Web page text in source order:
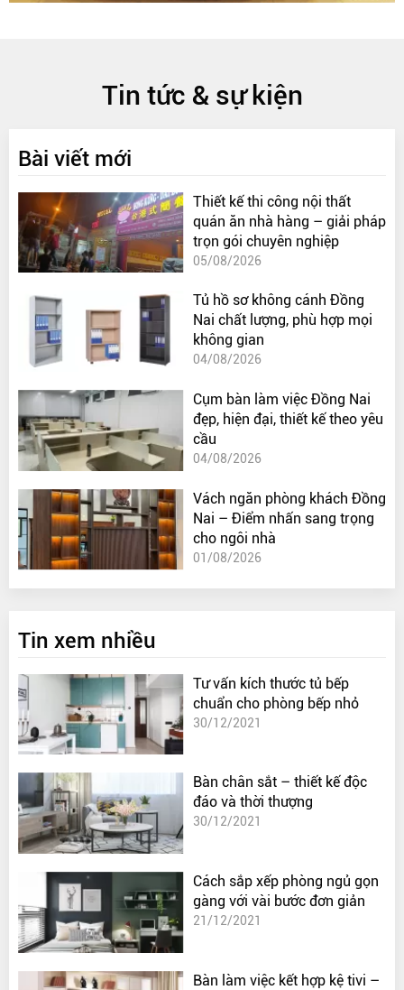
Tin tức & sự kiện
Bài viết mới
Thiết kế thi công nội thất
quán ăn nhà hàng – giải pháp
trọn gói chuyên nghiệp
05/08/2026
Tủ hồ sơ không cánh Đồng
Nai chất lượng, phù hợp mọi
không gian
04/08/2026
Cụm bàn làm việc Đồng Nai
đẹp, hiện đại, thiết kế theo yêu
cầu
04/08/2026
Vách ngăn phòng khách Đồng
Nai – Điểm nhấn sang trọng
cho ngôi nhà
01/08/2026
Tin xem nhiều
Tư vấn kích thước tủ bếp
chuẩn cho phòng bếp nhỏ
30/12/2021
Bàn chân sắt – thiết kế độc
đáo và thời thượng
30/12/2021
Cách sắp xếp phòng ngủ gọn
gàng với vài bước đơn giản
21/12/2021
Bàn làm việc kết hợp kệ tivi –